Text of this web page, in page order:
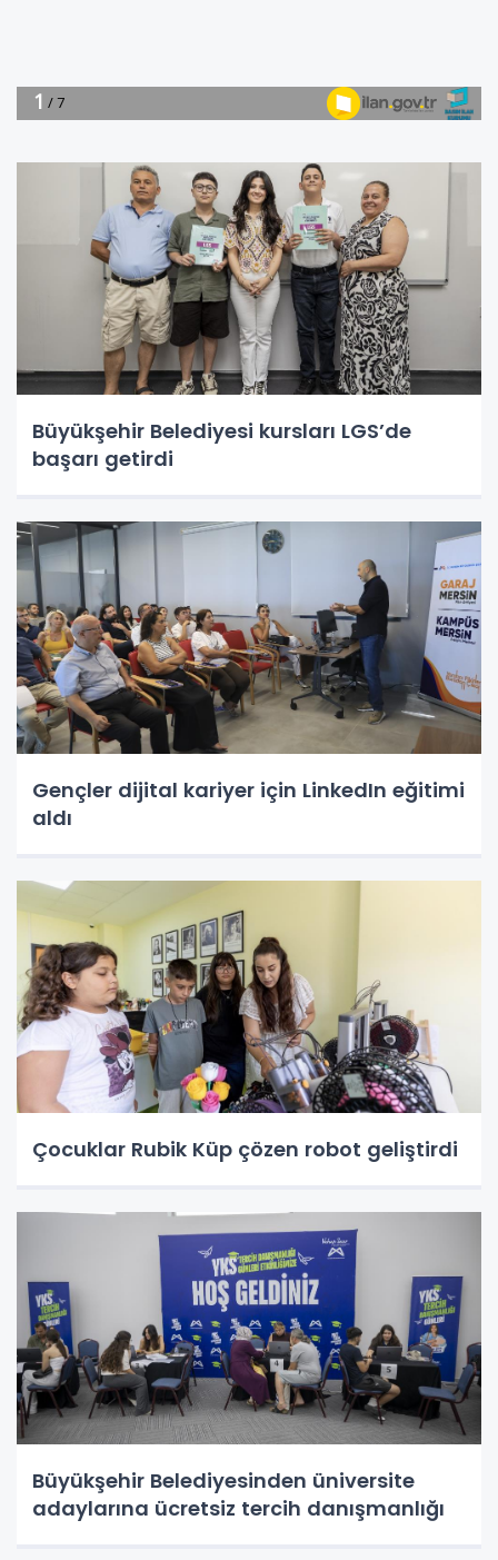
Büyükşehir Belediyesi kursları LGS’de
başarı getirdi
Gençler dijital kariyer için LinkedIn eğitimi
aldı
Çocuklar Rubik Küp çözen robot geliştirdi
Büyükşehir Belediyesinden üniversite
adaylarına ücretsiz tercih danışmanlığı